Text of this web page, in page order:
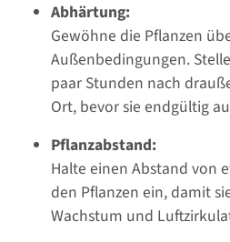
Abhärtung:
Gewöhne die Pflanzen
Außenbedingungen.
paar Stunden nach
Ort, bevor sie endgültig
Pflanzabstand:
Halte einen Abstand von
den Pflanzen ein, damit
Wachstum und